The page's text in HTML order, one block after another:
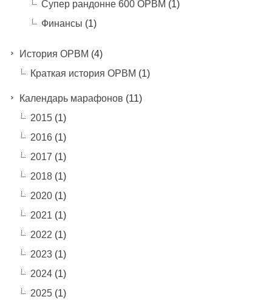
Супер рандонне 600 ОРВМ (1)
Финансы (1)
История ОРВМ (4)
Краткая история ОРВМ (1)
Календарь марафонов (11)
2015(1)
2016(1)
2017 (1)
2018(1)
2020(1)
2021 (1)
2022 (1)
2023(1)
2024(1)
2025(1)